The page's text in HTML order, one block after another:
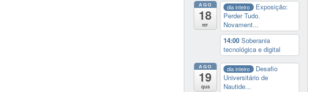
AGO
18
ter
dia inteiro
Exposição:
Perder Tudo.
Novament...
14:00 Soberania
tecnológica e digital
AGO
19
qua
dia inteiro
Desafio
Universitário de
Nautide...